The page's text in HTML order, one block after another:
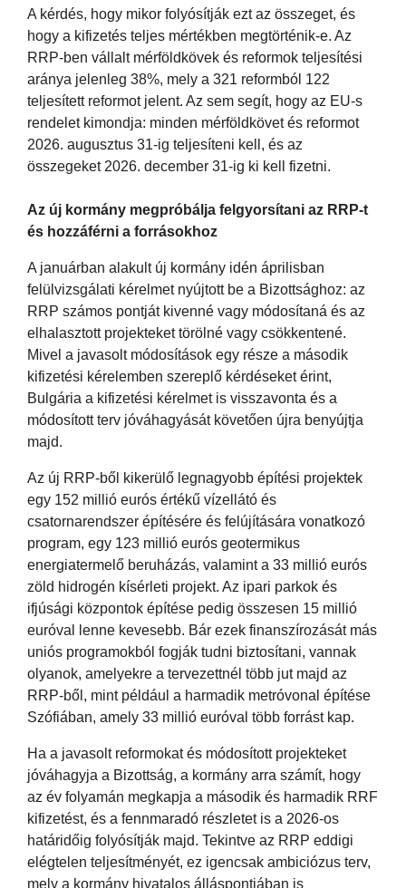
A kérdés, hogy mikor folyósítják ezt az összeget, és
hogy a kifizetés teljes mértékben megtörténik-e. Az
RRP-ben vállalt mérföldkövek és reformok teljesítési
aránya jelenleg 38%, mely a 321 reformból 122
teljesített reformot jelent. Az sem segít, hogy az EU-s
rendelet kimondja: minden mérföldkövet és reformot
2026. augusztus 31-ig teljesíteni kell, és az
összegeket 2026. december 31-ig ki kell fizetni.
Az új kormány megpróbálja felgyorsítani az RRP-t
és hozzáférni a forrásokhoz
A januárban alakult új kormány idén áprilisban
felülvizsgálati kérelmet nyújtott be a Bizottsághoz: az
RRP számos pontját kivenné vagy módosítaná és az
elhalasztott projekteket törölné vagy csökkentené.
Mivel a javasolt módosítások egy része a második
kifizetési kérelemben szereplő kérdéseket érint,
Bulgária a kifizetési kérelmet is visszavonta és a
módosított terv jóváhagyását követően újra benyújtja
majd.
Az új RRP-ből kikerülő legnagyobb építési projektek
egy 152 millió eurós értékű vízellátó és
csatornarendszer építésére és felújítására vonatkozó
program, egy 123 millió eurós geotermikus
energiatermelő beruházás, valamint a 33 millió eurós
zöld hidrogén kísérleti projekt. Az ipari parkok és
ifjúsági központok építése pedig összesen 15 millió
euróval lenne kevesebb. Bár ezek finanszírozását más
uniós programokból fogják tudni biztosítani, vannak
olyanok, amelyekre a tervezettnél több jut majd az
RRP-ből, mint például a harmadik metróvonal építése
Szófiában, amely 33 millió euróval több forrást kap.
Ha a javasolt reformokat és módosított projekteket
jóváhagyja a Bizottság, a kormány arra számít, hogy
az év folyamán megkapja a második és harmadik RRF
kifizetést, és a fennmaradó részletet is a 2026-os
határidőig folyósítják majd. Tekintve az RRP eddigi
elégtelen teljesítményét, ez igencsak ambiciózus terv,
mely a kormány hivatalos álláspontjában is